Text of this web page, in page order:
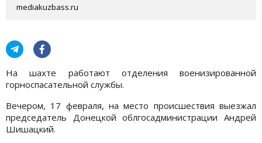
mediakuzbass.ru
На шахте работают отделения военизированной
горноспасательной службы.
Вечером, 17 февраля, на место происшествия выезжал
председатель Донецкой облгосадминистрации Андрей
Шишацкий.